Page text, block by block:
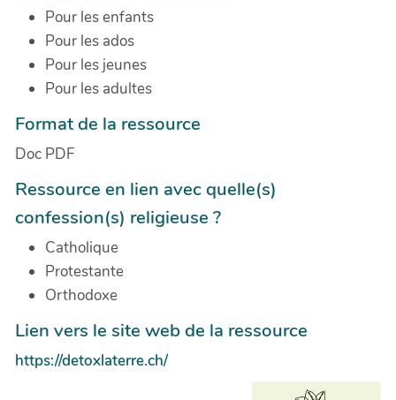
Pour les enfants
Pour les ados
Pour les jeunes
Pour les adultes
Format de la ressource
Doc PDF
Ressource en lien avec quelle(s)
confession(s) religieuse ?
Catholique
Protestante
Orthodoxe
Lien vers le site web de la ressource
https://detoxlaterre.ch/